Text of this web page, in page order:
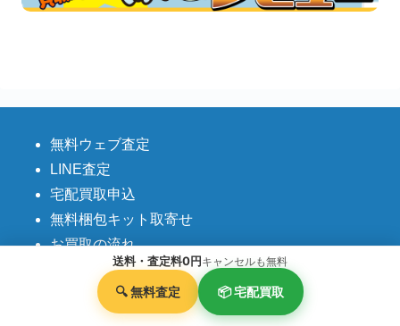
無料ウェブ査定
LINE査定
宅配買取申込
無料梱包キット取寄せ
お買取の流れ
お買取強化商品
買取価格表
釣具の遺品整理
送料・査定料0円キャンセルも無料
🔍 無料査定 📦 宅配買取